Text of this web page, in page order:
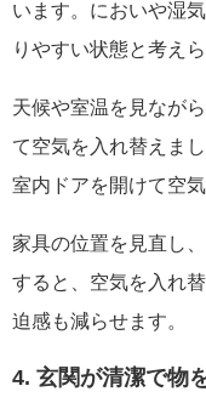
います。においや湿
りやすい状態と考えら
天候や室温を見なが
て空気を入れ替えま
室内ドアを開けて空
家具の位置を見直し、
すると、空気を入れ
迫感も減らせます。
4. 玄関が清潔で物